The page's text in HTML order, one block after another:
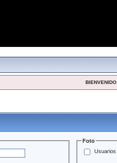
Foto
Usuarios